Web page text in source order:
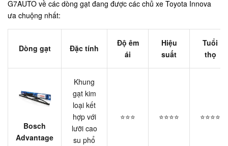
G7AUTO về các dòng gạt đang được các chủ xe Toyota Innova
ưa chuộng nhất:
Dòng gạt Đặc tính
Độ êm
ái
Hiệu
suất
Tuổi
thọ
Bosch
Advantage
Khung
gạt kim
loại kết
hợp với
lưỡi cao
su phổ
⭐⭐⭐ ⭐⭐⭐⭐ ⭐⭐⭐⭐